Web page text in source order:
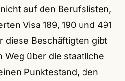
auf den Berufslisten,
Visa 189, 190 und 491
diese Beschäftigten gibt
Weg über die staatliche
Punktestand, den